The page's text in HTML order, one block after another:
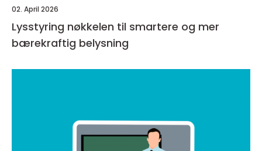
02. April 2026
Lysstyring nøkkelen til smartere og mer
bærekraftig belysning